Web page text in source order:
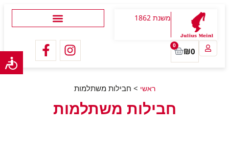
משנת 1862
₪0
0
ראשי > חבילות משתלמות
חבילות משתלמות